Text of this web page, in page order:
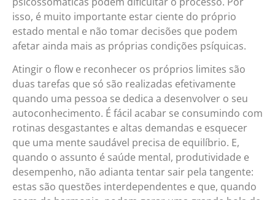
isso, é muito importante estar ciente do próprio
estado mental e não tomar decisões que podem
afetar ainda mais as próprias condições psíquicas.
Atingir o flow e reconhecer os próprios limites são
duas tarefas que só são realizadas efetivamente
quando uma pessoa se dedica a desenvolver o seu
autoconhecimento. É fácil acabar se consumindo com
rotinas desgastantes e altas demandas e esquecer
que uma mente saudável precisa de equilíbrio. E,
quando o assunto é saúde mental, produtividade e
desempenho, não adianta tentar sair pela tangente:
estas são questões interdependentes e que, quando